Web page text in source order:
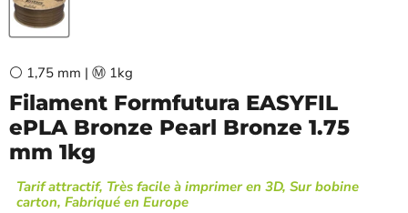
⚪ 1,75 mm | Ⓜ️ 1kg
Filament Formfutura EASYFIL
ePLA Bronze Pearl Bronze 1.75
mm 1kg
Tarif attractif, Très facile à imprimer en 3D, Sur bobine
carton, Fabriqué en Europe